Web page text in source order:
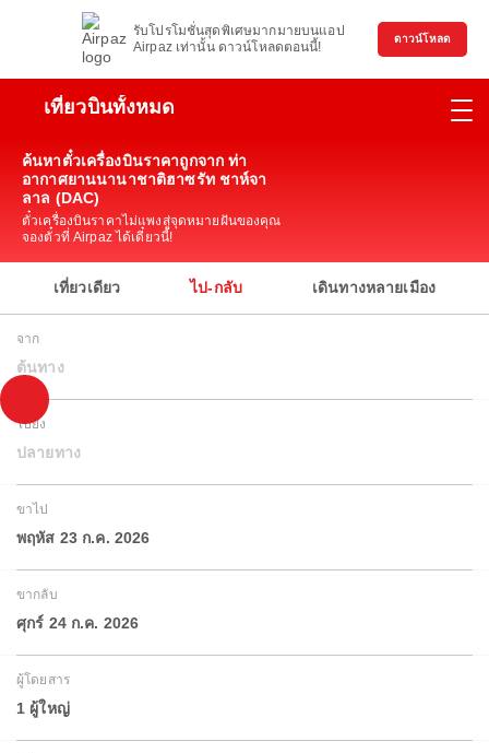
รับโปรโมชั่นสุดพิเศษมากมายบนแอป
Airpaz เท่านั้น ดาวน์โหลดตอนนี้!
ดาวน์โหลด
เที่ยวบินทั้งหมด
ค้นหาตั๋วเครื่องบินราคาถูกจาก ท่า
อากาศยานนานาชาติฮาซรัท ชาห์จา
ลาล (DAC)
ตั๋วเครื่องบินราคาไม่แพงสู่จุดหมายฝันของคุณ
จองตั๋วที่ Airpaz ได้เดี๋ยวนี้!
เที่ยวเดียว ไป-กลับ เดินทางหลายเมือง
จาก
ต้นทาง
ไปยัง
ปลายทาง
ขาไป
พฤหัส 23 ก.ค. 2026
ขากลับ
ศุกร์ 24 ก.ค. 2026
ผู้โดยสาร
1 ผู้ใหญ่